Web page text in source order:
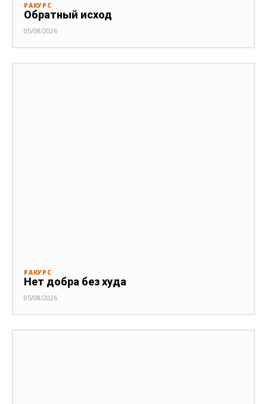
РАКУРС
Обратный исход
05/08/2026
РАКУРС
Нет добра без худа
05/08/2026